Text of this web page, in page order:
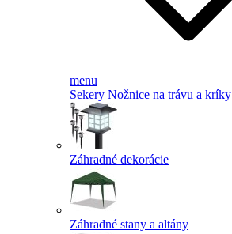
menu
Sekery Nožnice na trávu a kríky
Záhradné dekorácie
Záhradné stany a altány